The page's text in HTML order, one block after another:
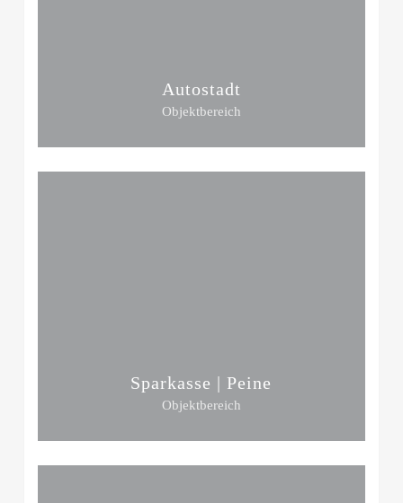
Autostadt
Objektbereich
Sparkasse | Peine
Objektbereich